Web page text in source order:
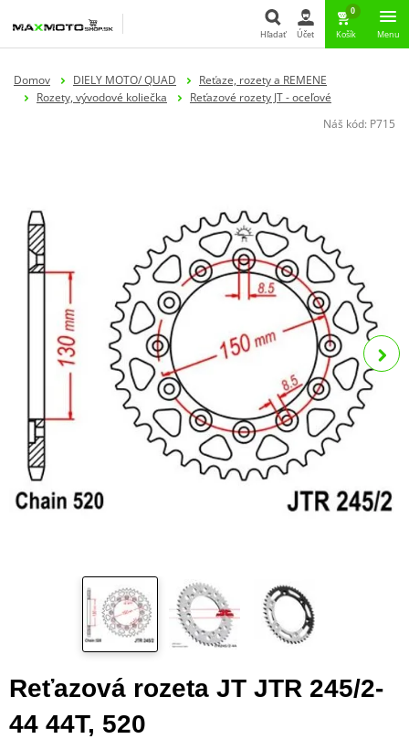
Hľadať Účet
0
Košík Menu
Domov DIELY MOTO/ QUAD
Reťaze, rozety a REMENE
Rozety, vývodové koliečka
Reťazové rozety JT - oceľové
Náš kód: P715
Reťazová rozeta JT JTR 245/2-
44 44T, 520